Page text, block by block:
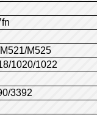
M525
1020/1022
3392